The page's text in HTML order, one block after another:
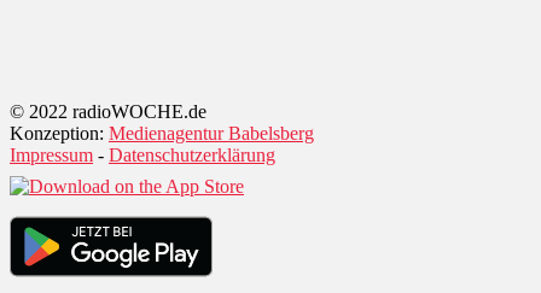
© 2022 radioWOCHE.de
Konzeption: Medienagentur Babelsberg
Impressum - Datenschutzerklärung